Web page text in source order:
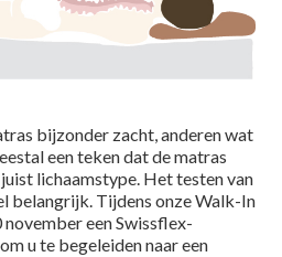
bijzonder zacht, anderen wat
een teken dat de matras
lichaamstype. Het testen van
belangrijk. Tijdens onze Walk-In
een Swissflex-
u te begeleiden naar een